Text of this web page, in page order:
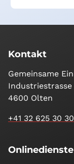
Kontakt
Gemeinsame
Industriestrasse
4600 Olten
+41 32 625 30 30
Onlinedienste